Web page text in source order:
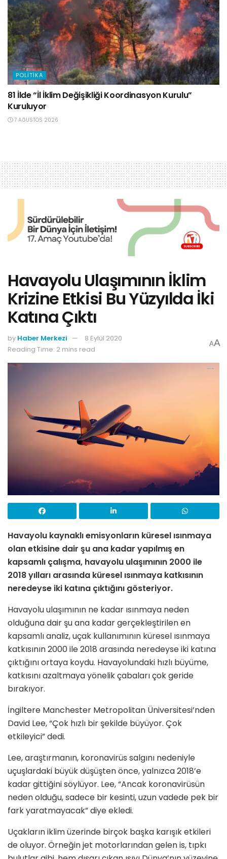
POLITIKA
81 İlde “İl İklim Değişikliği Koordinasyon Kurulu”
Kuruluyor
7 AĞUSTOS 2026
Havayolu Ulaşımının İklim
Krizine Etkisi Bu Yüzyılda İki
Katına Çıktı
by Haber Merkezi
8 Eylül 2020
Reading Time: 2 mins read
AA
Havayolu kaynaklı emisyonların küresel ısınmaya
olan etkisine dair şu ana kadar yapılmış en
kapsamlı çalışma, havayolu ulaşımının 2000 ile
2018 yılları arasında küresel ısınmaya katkısının
neredeyse iki katına çıktığını gösteriyor.
Havayolu ulaşımının ne kadar ısınmaya neden
olduğuna dair şu ana kadar gerçekleştirilen en
kapsamlı analiz, uçak kullanımının küresel ısınmaya
katkısının 2000 ile 2018 arasında neredeyse iki katına
çıktığını ortaya koydu. Havayolundaki hızlı büyüme,
katkısını azaltmaya yönelik çabaları çok geride
bırakıyor.
İngiltere Manchester Metropolitan Üniversitesi’nden
David Lee, “Çok hızlı bir şekilde büyüyor. Çok
etkileyici” dedi.
Lee, araştırmanın, koronavirüs salgını nedeniyle
uçuşlardaki büyük düşüşten önce, yalnızca 2018’e
kadar gittiğini söylüyor. Lee, “Ancak koronavirüsün
neden olduğu, sadece bir kesinti, uzun vadede pek bir
fark yaratmayacak” diye ekledi.
Uçakların iklim üzerinde birçok başka karışık etkileri
de oluyor. Örneğin jet motorlarından gelen is, tıpkı